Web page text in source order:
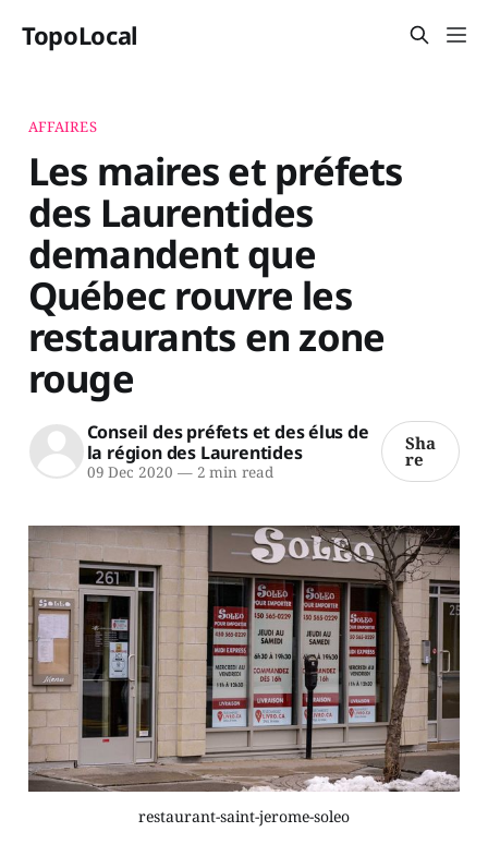
TopoLocal
AFFAIRES
Les maires et préfets
des Laurentides
demandent que
Québec rouvre les
restaurants en zone
rouge
Conseil des préfets et des élus de
la région des Laurentides
09 Dec 2020 —2 min read
Sha
re
restaurant-saint-jerome-soleo